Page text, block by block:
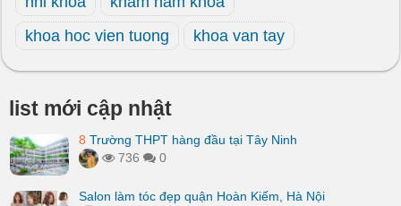
khoa hoc vien tuong
khoa van tay
list mới cập nhật
8 Trường THPT hàng đầu tại Tây Ninh
736
0
Salon làm tóc đẹp quận Hoàn Kiếm, Hà Nội